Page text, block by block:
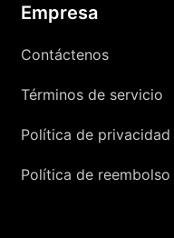
Empresa
Contáctenos
Términos de servicio
Política de privacidad
Política de reembolso